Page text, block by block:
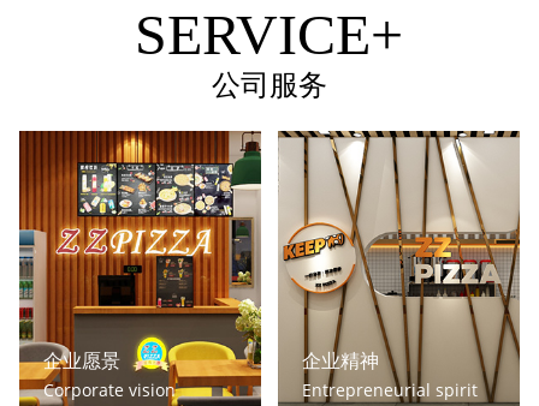
SERVICE+
公司服务
企业愿景
Corporate vision
企业精神
Entrepreneurial spirit